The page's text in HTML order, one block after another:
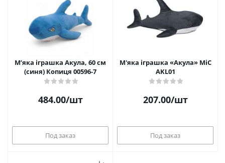
Мʼяка іграшка Акула, 60 см
(синя) Копиця 00596-7
484.00/шт
Под заказ
М'яка іграшка «Акула» MiC
AKL01
207.00/шт
Под заказ